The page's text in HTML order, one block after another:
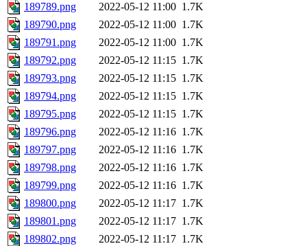
189789.png
2022-05-12 11:00 1.7K
189790.png
2022-05-12 11:00 1.7K
189791.png
2022-05-12 11:00 1.7K
189792.png
2022-05-12 11:15 1.7K
189793.png
2022-05-12 11:15 1.7K
189794.png
2022-05-12 11:15 1.7K
189795.png
2022-05-12 11:15 1.7K
189796.png
2022-05-12 11:16 1.7K
189797.png
2022-05-12 11:16 1.7K
189798.png
2022-05-12 11:16 1.7K
189799.png
2022-05-12 11:16 1.7K
189800.png
2022-05-12 11:17 1.7K
189801.png
2022-05-12 11:17 1.7K
189802.png
2022-05-12 11:17 1.7K